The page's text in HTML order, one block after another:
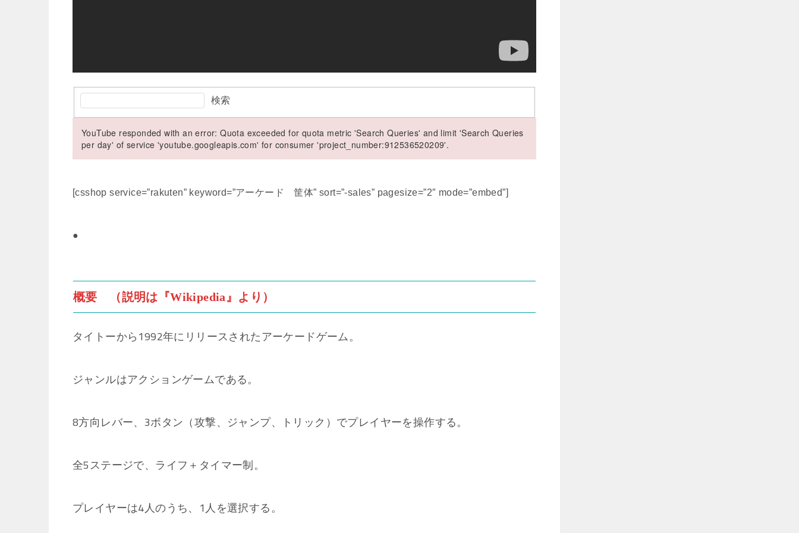
検索
YouTube responded with an error: Quota exceeded for quota metric 'Search Queries' and limit 'Search Queries
per day' of service 'youtube.googleapis.com' for consumer 'project_number:912536520209'.
[csshop service=”rakuten” keyword=”アーケード 筐体” sort=”-sales” pagesize=”2″ mode=”embed”]
●
概要 （説明は『Wikipedia』より）
タイトーから1992年にリリースされたアーケードゲーム。
ジャンルはアクションゲームである。
8方向レバー、3ボタン（攻撃、ジャンプ、トリック）でプレイヤーを操作する。
全5ステージで、ライフ＋タイマー制。
プレイヤーは4人のうち、1人を選択する。